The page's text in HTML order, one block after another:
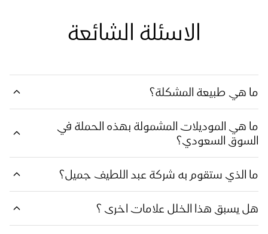
الاسئلة الشائعة
ما هي طبيعة المشكلة؟
ما هي الموديلات المشمولة بهذه الحملة في
السوق السعودي؟
ما الذي ستقوم به شركة عبد اللطيف جميل؟
هل يسبق هذا الخلل علامات اخرى ؟